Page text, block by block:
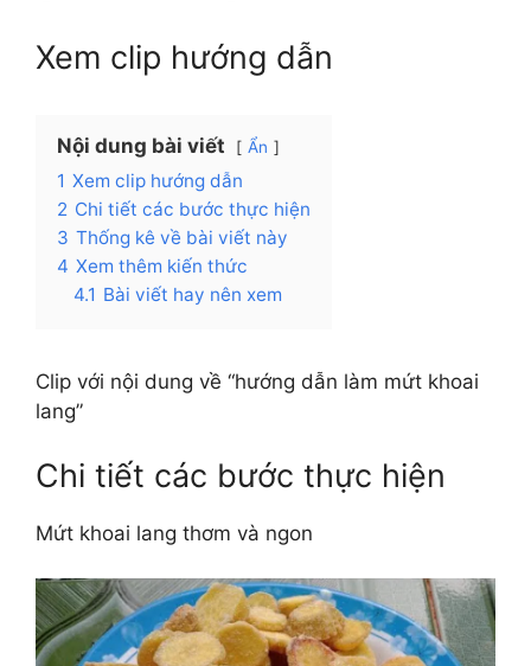
Xem clip hướng dẫn
Nội dung bài viết Ẩn
1 Xem clip hướng dẫn
2 Chi tiết các bước thực hiện
3 Thống kê về bài viết này
4 Xem thêm kiến thức
4.1 Bài viết hay nên xem
Clip với nội dung về “hướng dẫn làm mứt khoai
lang”
Chi tiết các bước thực hiện
Mứt khoai lang thơm và ngon